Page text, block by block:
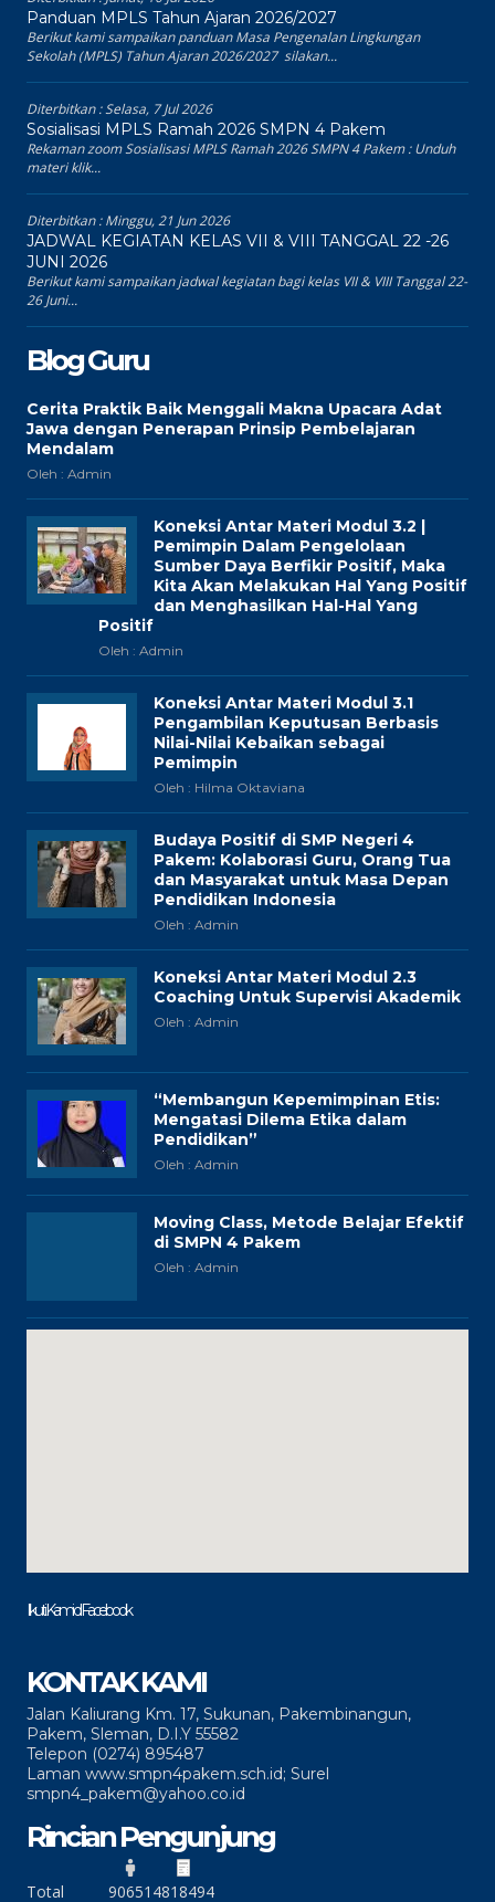
Diterbitkan : Minggu, 26 Jul 2026
Jadwal Pelajaran 27-31 Juli 2026
Berikut kami sampaikan:jadwal pelajaran 27 s.d. 31 Juli 2026, klik di sini
Informasi...
Diterbitkan : Senin, 20 Jul 2026
PENDATAAN PRESTASI
Diterbitkan :Minggu, 19 Jul 2026
Jadwal Pelajaran 20-24 Juli 2026
Berikut kami sampaikan: Jadwal 20 s.d. 24 Juli 2026, klik di sini Jadwal...
Diterbitkan :Sabtu, 11 Jul 2026
Jadwal Pelajaran 13-17 Juli 2026
Berikut kami sampaikan informasi dan jadwal: Jadwal 13 s.d. 17 Juli
Diterbitkan :Jumat, 10 Jul 2026
Panduan MPLS Tahun Ajaran 2026/2027
Berikut kami sampaikan panduan Masa Pengenalan Lingkungan
Sekolah (MPLS) Tahun Ajaran 2026/2027 silakan...
Diterbitkan :Selasa, 7 Jul 2026
Sosialisasi MPLS Ramah 2026 SMPN 4 Pakem
Rekaman zoom Sosialisasi MPLS Ramah 2026 SMPN 4 Pakem : Unduh
materi klik...
Diterbitkan :Minggu, 21 Jun 2026
JADWAL KEGIATAN KELAS VII & VIII TANGGAL 22 -26
JUNI 2026
Berikut kami sampaikan jadwal kegiatan bagi kelas VII & VIII Tanggal 22-
26 Juni...
Cerita Praktik Baik Menggali Makna Upacara Adat
Jawa dengan Penerapan Prinsip Pembelajaran
Mendalam
Oleh : Admin
Koneksi Antar Materi Modul 3.2 |
Pemimpin Dalam Pengelolaan
Sumber Daya Berfikir Positif, Maka
Kita Akan Melakukan Hal Yang Positif
Oleh : Admin
Koneksi Antar Materi Modul 3.1
Pengambilan Keputusan Berbasis
Oleh : Hilma Oktaviana
dan Masyarakat untuk Masa Depan
di SMPN 4 Pakem
Oleh : Admin